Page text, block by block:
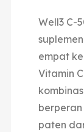
Well3 C-
empat
Vitamin
berperan
paten